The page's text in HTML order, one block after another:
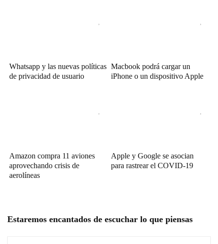
Whatsapp y las nuevas políticas
de privacidad de usuario
Macbook podrá cargar un
iPhone o un dispositivo Apple
Amazon compra 11 aviones
aprovechando crisis de
aerolíneas
Apple y Google se asocian
para rastrear el COVID-19
Estaremos encantados de escuchar lo que piensas